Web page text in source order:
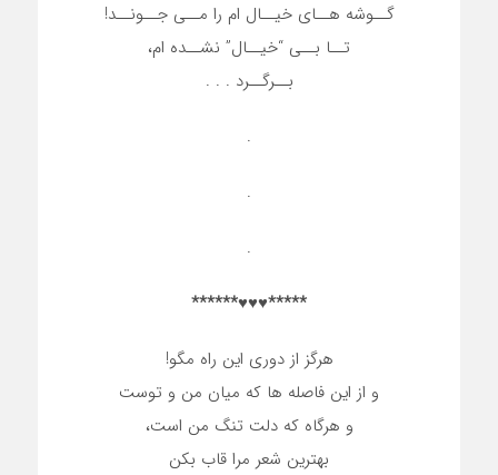
گــوشه هــای خیــال ام را مــی جــونــد!
تــا بــی “خیــال” نشــده ام،
بــرگــرد . . .
.
.
.
*****♥♥♥******
هرگز از دوری این راه مگو!
و از این فاصله ها که میان من و توست
و هرگاه که دلت تنگ من است،
بهترین شعر مرا قاب بکن